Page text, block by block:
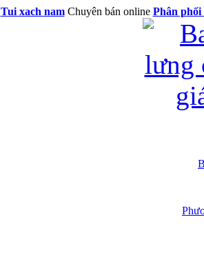
Tui xach namChuyên bán online Phân phối